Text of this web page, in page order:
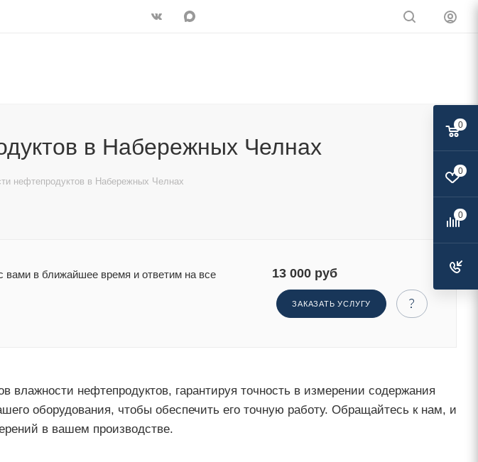
Поделиться:
в Набережных Челнах
нефтепродуктов в Набережных Челнах
в ближайшее время и ответим на все
13 000 руб
ЗАКАЗАТЬ УСЛУГУ
влажности нефтепродуктов, гарантируя точность в измерении содержания
оборудования, чтобы обеспечить его точную работу. Обращайтесь к нам, и
в вашем производстве.
0
0
0